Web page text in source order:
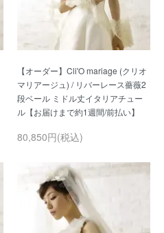
【オーダー】Cli'O mariage (クリオ
マリアージュ) / リバーレース薔薇2
段ベール ミドル丈イタリアチュー
80,850円(税込)